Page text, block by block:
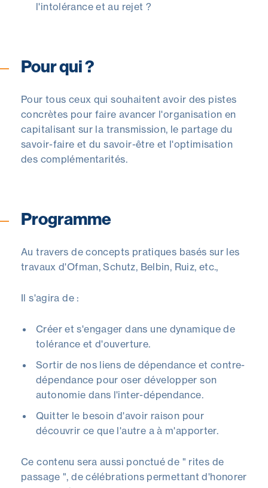
l'intolérance et au rejet ?
Pour qui ?
Pour tous ceux qui souhaitent avoir des pistes
concrètes pour faire avancer l'organisation en
capitalisant sur la transmission, le partage du
savoir-faire et du savoir-être et l'optimisation
des complémentarités.
Programme
Au travers de concepts pratiques basés sur les
travaux d'Ofman, Schutz, Belbin, Ruiz, etc.,
Il s'agira de :
Créer et s'engager dans une dynamique de
tolérance et d'ouverture.
Sortir de nos liens de dépendance et contre-
dépendance pour oser développer son
autonomie dans l'inter-dépendance.
Quitter le besoin d'avoir raison pour
découvrir ce que l'autre a à m'apporter.
Ce contenu sera aussi ponctué de " rites de
passage ", de célébrations permettant d'honorer